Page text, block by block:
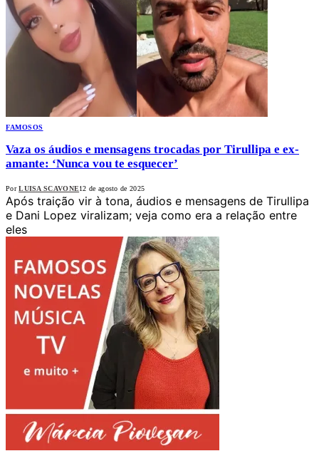
FAMOSOS
Vaza os áudios e mensagens trocadas por Tirullipa e ex-
amante: ‘Nunca vou te esquecer’
Por LUISA SCAVONE12 de agosto de 2025
Após traição vir à tona, áudios e mensagens de Tirullipa
e Dani Lopez viralizam; veja como era a relação entre
eles